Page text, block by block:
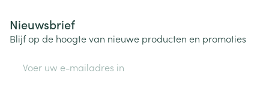
Nieuwsbrief
Blijf op de hoogte van nieuwe producten en promoties